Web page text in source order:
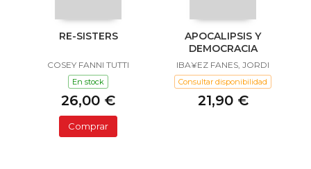
RE-SISTERS
COSEY FANNI TUTTI
En stock
26,00 €
Comprar
APOCALIPSIS Y
DEMOCRACIA
IBA¥EZ FANES, JORDI
Consultar disponibilidad
21,90 €